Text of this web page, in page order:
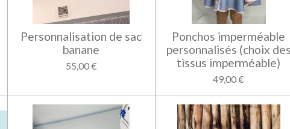
Personnalisation de sac
banane
55,00 €
Ponchos imperméable
personnalisés (choix
tissus imperméable)
49,00 €